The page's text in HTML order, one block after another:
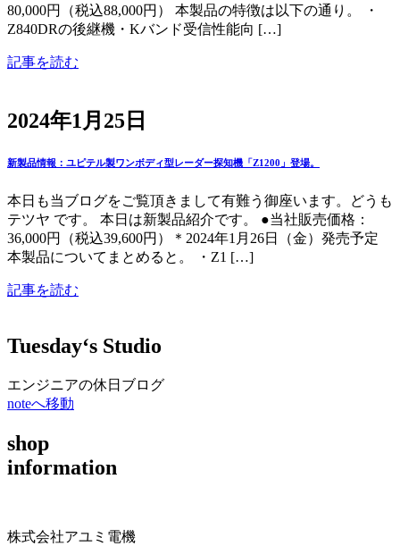
80,000円（税込88,000円） 本製品の特徴は以下の通り。 ・
Z840DRの後継機・Kバンド受信性能向 […]
記事を読む
2024年1月25日
新製品情報：ユピテル製ワンボディ型レーダー探知機「Z1200」登場。
本日も当ブログをご覧頂きまして有難う御座います。どうも
テツヤ です。 本日は新製品紹介です。 ●当社販売価格：
36,000円（税込39,600円）＊2024年1月26日（金）発売予定
本製品についてまとめると。 ・Z1 […]
記事を読む
Tuesday‘s Studio
エンジニアの休日ブログ
noteへ移動
shop
information
株式会社アユミ電機